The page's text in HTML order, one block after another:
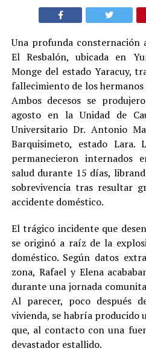
Una profunda consternación
El Resbalón, ubicada en
Monge del estado Yaracuy,
fallecimiento de los
Ambos decesos se
agosto en la Unidad de
Universitario Dr. Antonio
Barquisimeto, estado Lara.
permanecieron
salud durante 15 días,
sobrevivencia tras resultar
accidente doméstico.
El trágico incidente que
se originó a raíz de la
doméstico. Según datos
zona, Rafael y Elena
durante una jornada
Al parecer, poco después
vivienda, se habría producido
que, al contacto con una
devastador estallido.